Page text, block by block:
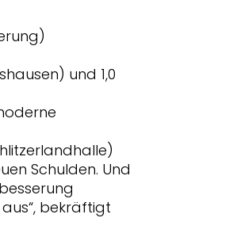
und 1,0
Schulden. Und
bekräftigt